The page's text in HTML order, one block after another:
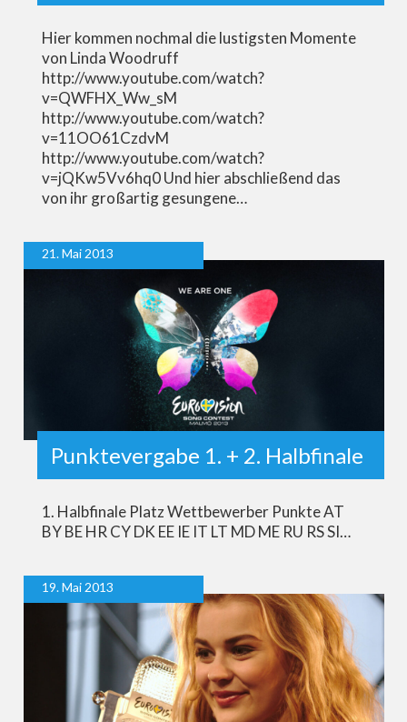
Hier kommen nochmal die lustigsten Momente
von Linda Woodruff
http://www.youtube.com/watch?
v=QWFHX_Ww_sM
http://www.youtube.com/watch?
v=11OO61CzdvM
http://www.youtube.com/watch?
v=jQKw5Vv6hq0 Und hier abschließend das
von ihr großartig gesungene…
21. Mai 2013
Punktevergabe 1. + 2. Halbfinale
1. Halbfinale Platz Wettbewerber Punkte AT
BY BE HR CY DK EE IE IT LT MD ME RU RS SI…
19. Mai 2013